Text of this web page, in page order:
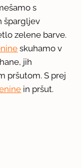
s
špargljev
zelene barve.
skuhamo v
jih
pršutom. S prej
in pršut.